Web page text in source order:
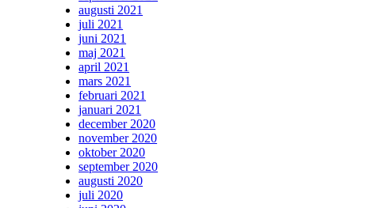
augusti 2021
juli 2021
juni 2021
maj 2021
april 2021
mars 2021
februari 2021
januari 2021
december 2020
november 2020
oktober 2020
september 2020
augusti 2020
juli 2020